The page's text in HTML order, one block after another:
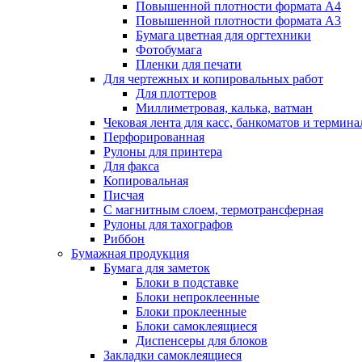
Повышенной плотности формата А4
Повышенной плотности формата А3
Бумага цветная для оргтехники
Фотобумага
Пленки для печати
Для чертежных и копировальных работ
Для плоттеров
Миллиметровая, калька, ватман
Чековая лента для касс, банкоматов и
Перфорированная
Рулоны для принтера
Для факса
Копировальная
Писчая
С магнитным слоем, термотрансферная
Рулоны для тахографов
Риббон
Бумажная продукция
Бумага для заметок
Блоки в подставке
Блоки непроклеенные
Блоки проклеенные
Блоки самоклеящиеся
Диспенсеры для блоков
Закладки самоклеящиеся